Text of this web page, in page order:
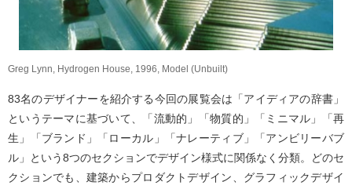
Greg Lynn, Hydrogen House, 1996, Model (Unbuilt)
83名のデザイナーを紹介する今回の展覧会は「アイディアの辞書」
というテーマに基づいて、「流動的」「物質的」「ミニマル」「再
生」「ブランド」「ローカル」「ナレーティブ」「アンビリーバブ
ル」という8つのセクションでデザイン様式に関係なく分類。どのセ
クションでも、建築からプロダクトデザイン、グラフィックデザイ